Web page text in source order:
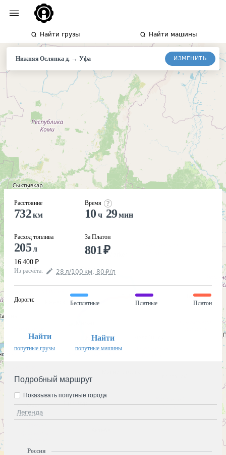
Найти грузы Найти машины
Нижняя Ослянка д. →Уфа ИЗМЕНИТЬ
Расстояние
732км
Расход топлива
205л
16 400 ₽
Время
10 ч 29мин
За Платон
801₽
Из расчёта: 28 л/100 км, 80 ₽/л
Дороги:
Бесплатные Платные Платон
Найти
попутные грузы
Найти
попутные машины
Подробный маршрут
Легенда
Показывать попутные города
Россия